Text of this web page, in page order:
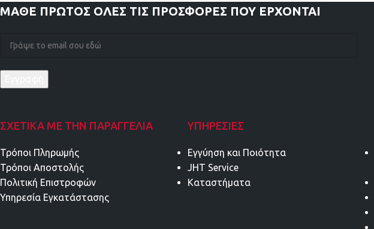
ΜΑΘΕ ΠΡΩΤΟΣ ΟΛΕΣ ΤΙΣ ΠΡΟΣΦΟΡΕΣ ΠΟΥ ΕΡΧΟΝΤΑΙ
ΣΧΕΤΙΚΑ ΜΕ ΤΗΝ ΠΑΡΑΓΓΕΛΙΑ
Τρόποι Πληρωμής
Τρόποι Αποστολής
Πολιτική Επιστροφών
Υπηρεσία Εγκατάστασης
ΥΠΗΡΕΣΊΕΣ
Εγγύηση και Ποιότητα
JHT Service
Καταστήματα